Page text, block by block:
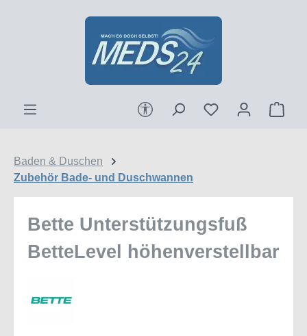
Zum Hauptinhalt springen
Werkzeugleiste anzeigen
Baden & Duschen
Zubehör Bade- und Duschwannen
Bette Unterstützungsfuß
BetteLevel höhenverstellbar